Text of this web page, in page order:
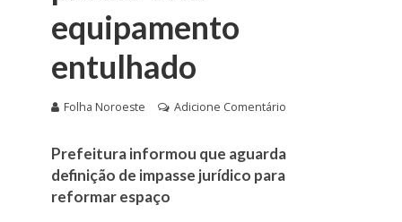
equipamento
entulhado
Folha Noroeste Adicione Comentário
Prefeitura informou que aguarda
definição de impasse jurídico para
reformar espaço